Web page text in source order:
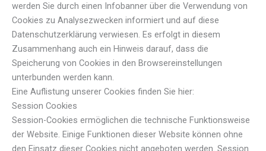
werden Sie durch einen Infobanner über die Verwendung von
Cookies zu Analysezwecken informiert und auf diese
Datenschutzerklärung verwiesen. Es erfolgt in diesem
Zusammenhang auch ein Hinweis darauf, dass die
Speicherung von Cookies in den Browsereinstellungen
unterbunden werden kann.
Eine Auflistung unserer Cookies finden Sie hier:
Session Cookies
Session-Cookies ermöglichen die technische Funktionsweise
der Website. Einige Funktionen dieser Website können ohne
den Einsatz dieser Cookies nicht angeboten werden. Session